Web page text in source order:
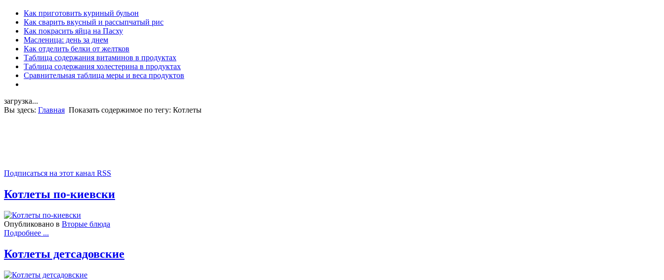
Как приготовить куриный бульон
Как сварить вкусный и рассыпчатый рис
Как покрасить яйца на Пасху
Масленица: день за днем
Как отделить белки от желтков
Таблица содержания витаминов в продуктах
Таблица содержания холестерина в продуктах
Сравнительная таблица меры и веса продуктов
загрузка...
Вы здесь: Главная Показать содержимое по тегу: Котлеты
Подписаться на этот канал RSS
Котлеты по-киевски
Опубликовано в Вторые блюда
Подробнее ...
Котлеты детсадовские